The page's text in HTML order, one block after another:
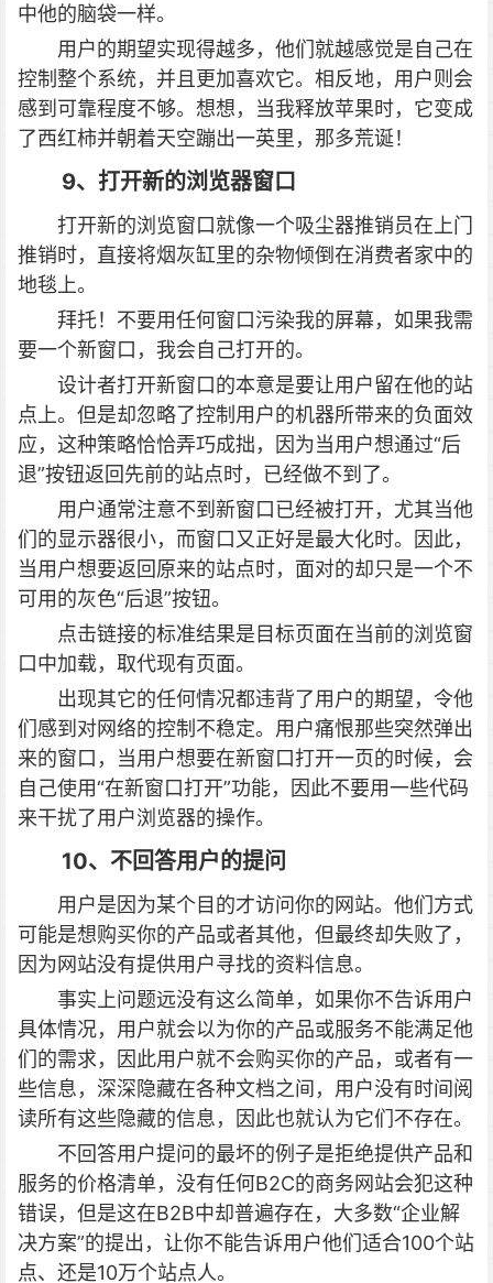
中他的脑袋一样。
用户的期望实现得越多，他们就越感觉是自己在
控制整个系统，并且更加喜欢它。相反地，用户则会
感到可靠程度不够。想想，当我释放苹果时，它变成
了西红柿并朝着天空蹦出一英里，那多荒诞！
9、打开新的浏览器窗口
打开新的浏览窗口就像一个吸尘器推销员在上门
推销时，直接将烟灰缸里的杂物倾倒在消费者家中的
地毯上。
拜托！不要用任何窗口污染我的屏幕，如果我需
要一个新窗口，我会自己打开的。
设计者打开新窗口的本意是要让用户留在他的站
点上。但是却忽略了控制用户的机器所带来的负面效
应，这种策略恰恰弄巧成拙，因为当用户想通过“后
退”按钮返回先前的站点时，已经做不到了。
用户通常注意不到新窗口已经被打开，尤其当他
们的显示器很小，而窗口又正好是最大化时。因此，
当用户想要返回原来的站点时，面对的却只是一个不
可用的灰色“后退”按钮。
点击链接的标准结果是目标页面在当前的浏览窗
口中加载，取代现有页面。
出现其它的任何情况都违背了用户的期望，令他
们感到对网络的控制不稳定。用户痛恨那些突然弹出
来的窗口，当用户想要在新窗口打开一页的时候，会
自己使用“在新窗口打开”功能，因此不要用一些代码
来干扰了用户浏览器的操作。
10、不回答用户的提问
用户是因为某个目的才访问你的网站。他们方式
可能是想购买你的产品或者其他，但最终却失败了，
因为网站没有提供用户寻找的资料信息。
事实上问题远没有这么简单，如果你不告诉用户
具体情况，用户就会以为你的产品或服务不能满足他
们的需求，因此用户就不会购买你的产品，或者有一
些信息，深深隐藏在各种文档之间，用户没有时间阅
读所有这些隐藏的信息，因此也就认为它们不存在。
不回答用户提问的最坏的例子是拒绝提供产品和
服务的价格清单，没有任何B2C的商务网站会犯这种
错误，但是这在B2B中却普遍存在，大多数“企业解
决方案”的提出，让你不能告诉用户他们适合100个站
点、还是10万个站点人。